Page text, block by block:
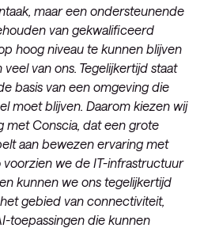
maar een ondersteunende
van gekwalificeerd
hoog niveau te kunnen blijven
van ons. Tegelijkertijd staat
basis van een omgeving die
moet blijven. Daarom kiezen wij
met Conscia, dat een grote
aan bewezen ervaring met
voorzien we de IT-infrastructuur
kunnen we ons tegelijkertijd
gebied van connectiviteit,
toepassingen die kunnen